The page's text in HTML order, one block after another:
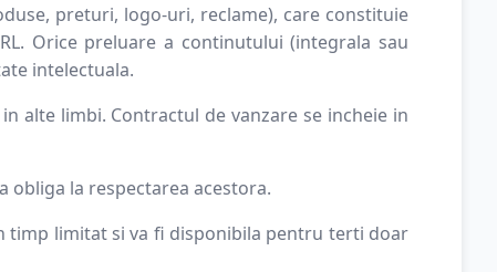
preturi, logo-uri, reclame), care constituie
Orice preluare a continutului (integrala sau
intelectuala.
alte limbi. Contractul de vanzare se incheie in
obliga la respectarea acestora.
timp limitat si va fi disponibila pentru terti doar